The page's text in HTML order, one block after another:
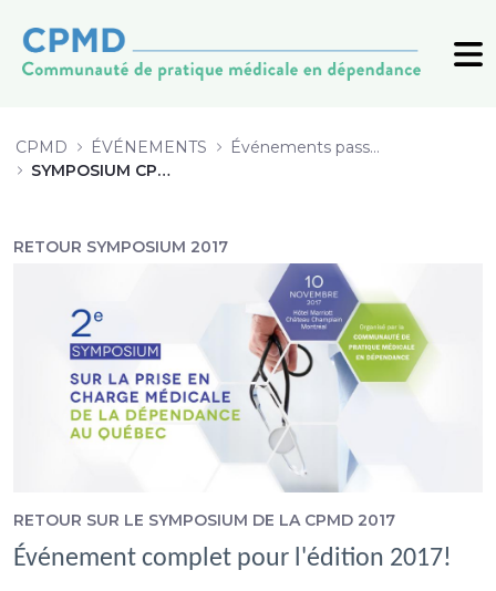
CPMD ÉVÉNEMENTS
Événements passés (archive)
SYMPOSIUM CPMD 2017
RETOUR SYMPOSIUM 2017
RETOUR SUR LE SYMPOSIUM DE LA CPMD 2017
Événement complet pour l'édition 2017!